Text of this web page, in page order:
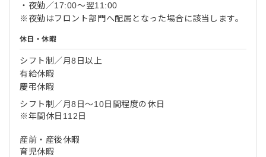
・夜勤／17:00～翌11:00
※夜勤はフロント部門へ配属となった場合に該当します。
休日・休暇
シフト制／月8日以上
有給休暇
慶弔休暇
シフト制／月8日～10日間程度の休日
※年間休日112日
産前・産後休暇
育児休暇